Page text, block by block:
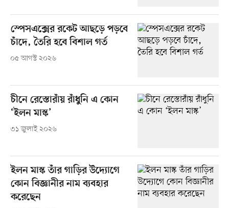
স্পেসএক্সের রকেট আছড়ে পড়বে
চাঁদে, তৈরি হবে বিশাল গর্ত
০৫ আগস্ট ২০২৬
চীনে রেস্তোরাঁয় রাঁধুনি এ কোন
‘ইলন মাস্ক’
৩১ জুলাই ২০২৬
ইলন মাস্ক তাঁর গাড়ির উদ্যোগে
কোন বিজ্ঞানীর নাম ব্যবহার
করেছেন